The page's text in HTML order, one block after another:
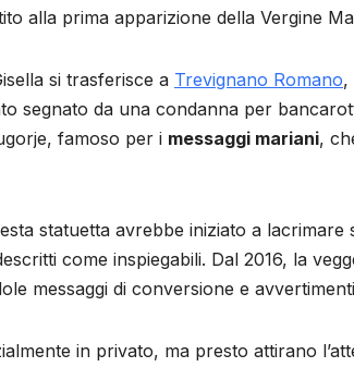
alla prima apparizione della Vergine
si trasferisce a Trevignano Romano,
segnato da una condanna per
famoso per i messaggi mariani,
statuetta avrebbe iniziato a
come inspiegabili. Dal 2016, la
messaggi di conversione e
in privato, ma presto attirano